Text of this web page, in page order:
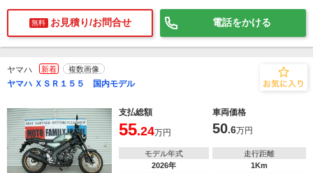
無料 お見積り/お問合せ 電話をかける
ヤマハ 新着 複数画像
ヤマハ ＸＳＲ１５５ 国内モデル
支払総額 車両価格
55.24万円 50.6万円
モデル年式
2026年
走行距離
1Km